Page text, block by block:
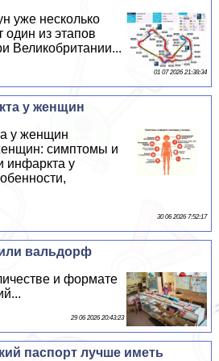
уже несколько
один из этапов
Великобритании...
01 07 2026 21:38:34
у женщин
у женщин
симптомы и
инфаркта у
30 06 2026 7:52:17
вальдорф
и формате
29 06 2026 20:43:23
паспорт лучше иметь